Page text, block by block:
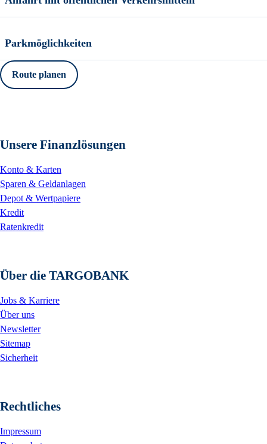
Parkmöglichkeiten
Route planen
Unsere Finanzlösungen
Konto & Karten
Sparen & Geldanlagen
Depot & Wertpapiere
Kredit
Ratenkredit
Über die TARGOBANK
Jobs & Karriere
Über uns
Newsletter
Sitemap
Sicherheit
Rechtliches
Impressum